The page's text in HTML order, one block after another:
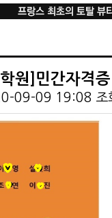
원]민간자격
09-09 19:08 조